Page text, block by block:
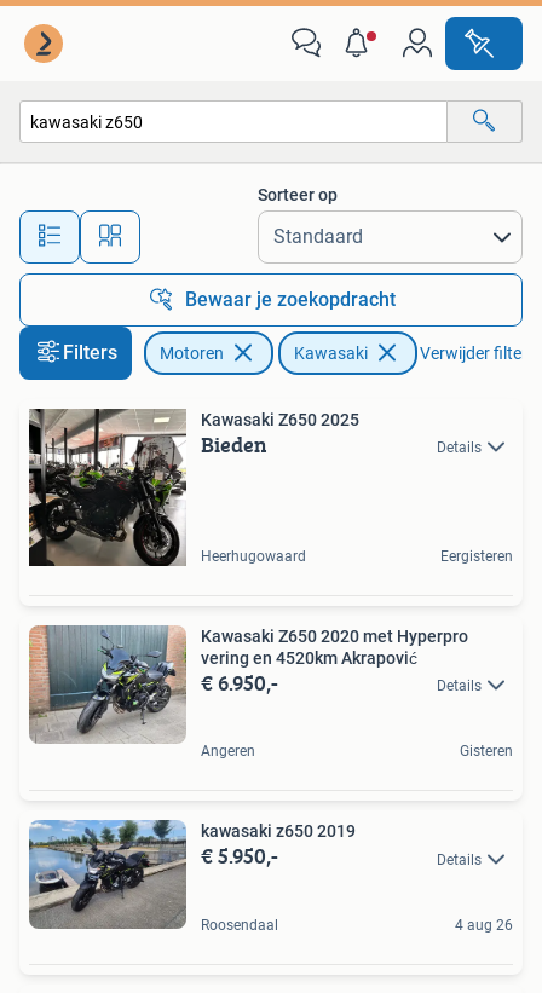
Alle afstanden…
Sorteer op
Bewaar je zoekopdracht
Filters Motoren Kawasaki Verwijder filters
Kawasaki Z650 2025
Bieden Details
Heerhugowaard Eergisteren
Kawasaki Z650 2020 met Hyperpro
vering en 4520km Akrapović
€ 6.950,- Details
Angeren Gisteren
kawasaki z650 2019
€ 5.950,- Details
Roosendaal 4 aug 26